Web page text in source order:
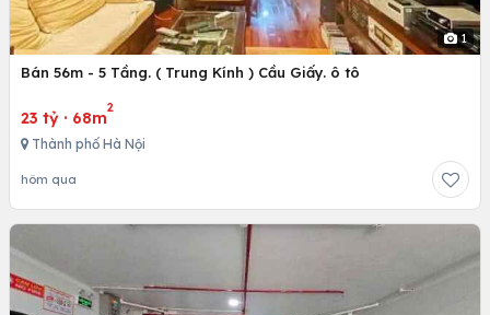
1
Bán 56m - 5 Tầng. ( Trung Kính ) Cầu Giấy. ô tô
23 tỷ · 68m
2
Thành phố Hà Nội
hôm qua